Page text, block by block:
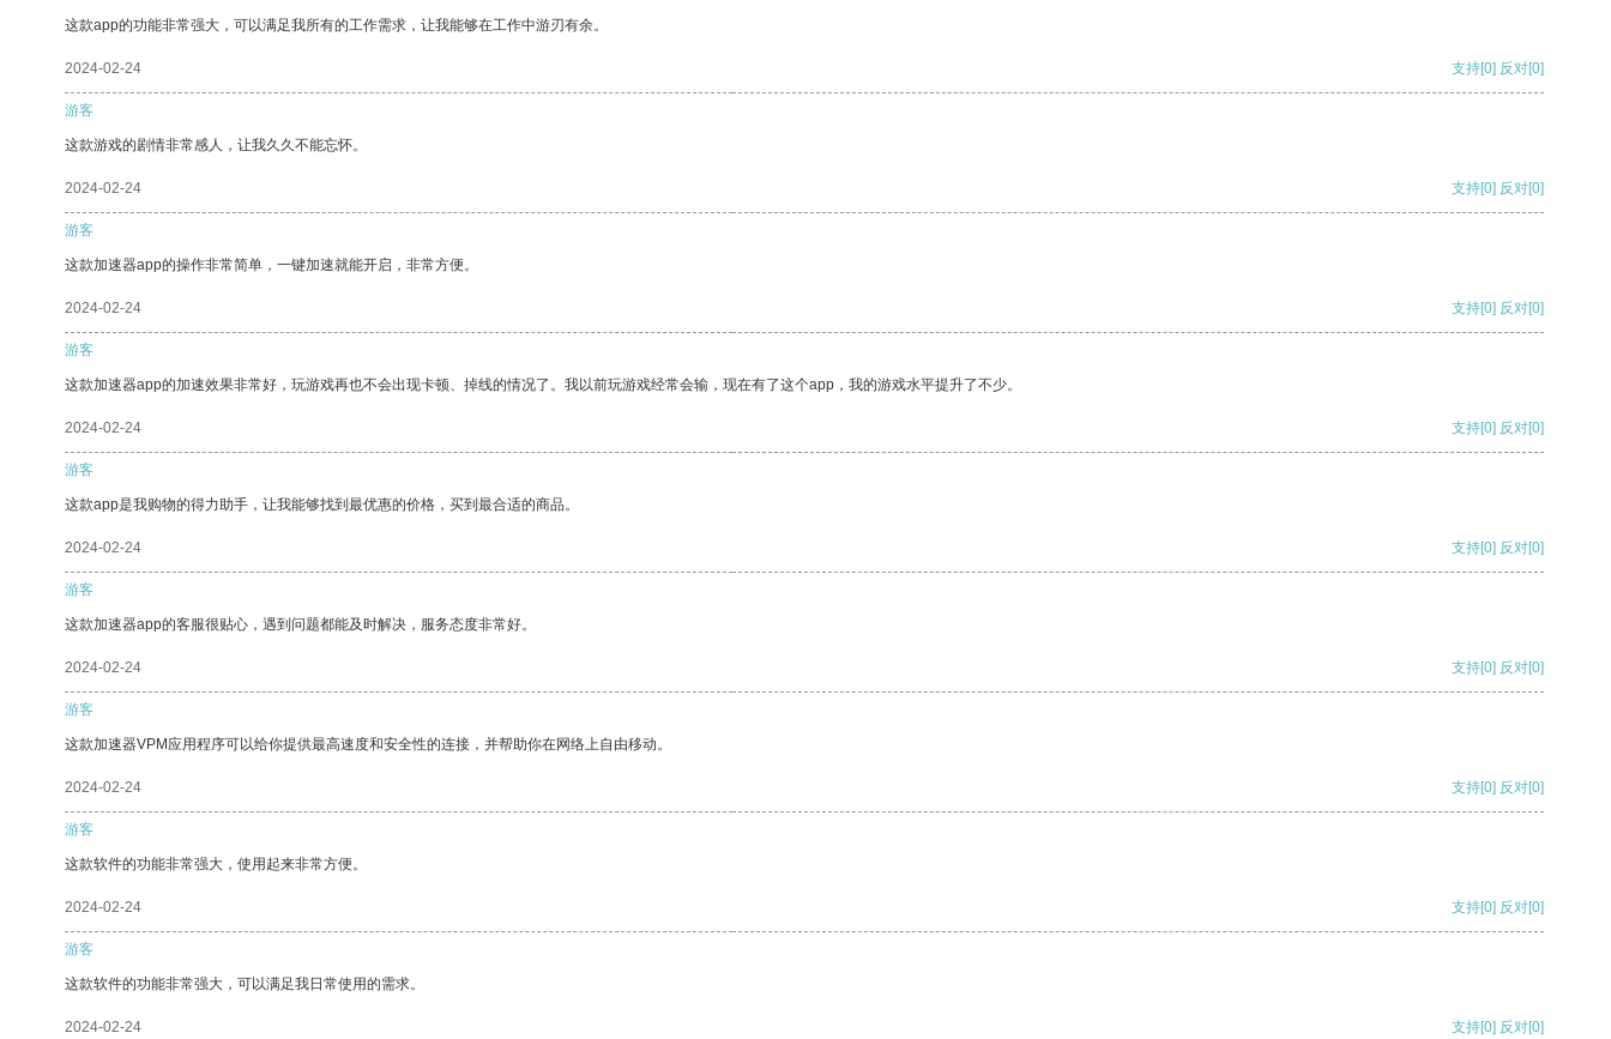
这款app的功能非常强大，可以满足我所有的工作需求，让我能够在工作中游刃有余。
2024-02-24 支持[0] 反对[0]
游客
这款游戏的剧情非常感人，让我久久不能忘怀。
2024-02-24 支持[0] 反对[0]
游客
这款加速器app的操作非常简单，一键加速就能开启，非常方便。
2024-02-24 支持[0] 反对[0]
游客
这款加速器app的加速效果非常好，玩游戏再也不会出现卡顿、掉线的情况了。我以前玩游戏经常会输，现在有了这个app，我的游戏水平提升了不少。
2024-02-24 支持[0] 反对[0]
游客
这款app是我购物的得力助手，让我能够找到最优惠的价格，买到最合适的商品。
2024-02-24 支持[0] 反对[0]
游客
这款加速器app的客服很贴心，遇到问题都能及时解决，服务态度非常好。
2024-02-24 支持[0] 反对[0]
游客
这款加速器VPM应用程序可以给你提供最高速度和安全性的连接，并帮助你在网络上自由移动。
2024-02-24 支持[0] 反对[0]
游客
这款软件的功能非常强大，使用起来非常方便。
2024-02-24 支持[0] 反对[0]
游客
这款软件的功能非常强大，可以满足我日常使用的需求。
2024-02-24 支持[0] 反对[0]